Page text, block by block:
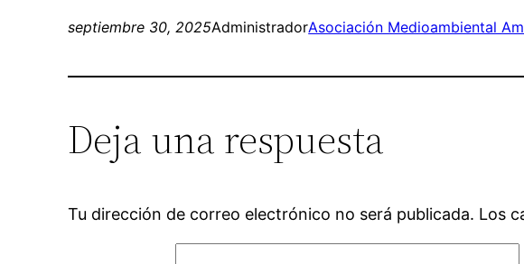
septiembre 30, 2025AdministradorAsociación Medioambiental
Deja una respuesta
Tu dirección de correo electrónico no será publicada. Los